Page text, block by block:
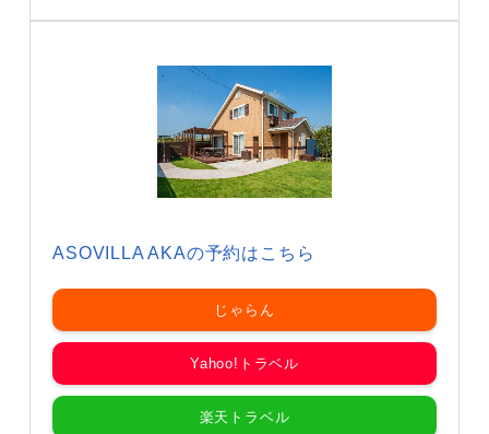
ASOVILLA AKAの予約はこちら
じゃらん
Yahoo!トラベル
楽天トラベル